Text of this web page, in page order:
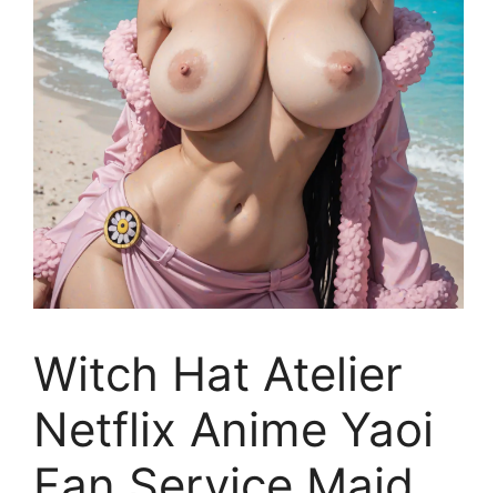
Witch Hat Atelier
Netflix Anime Yaoi